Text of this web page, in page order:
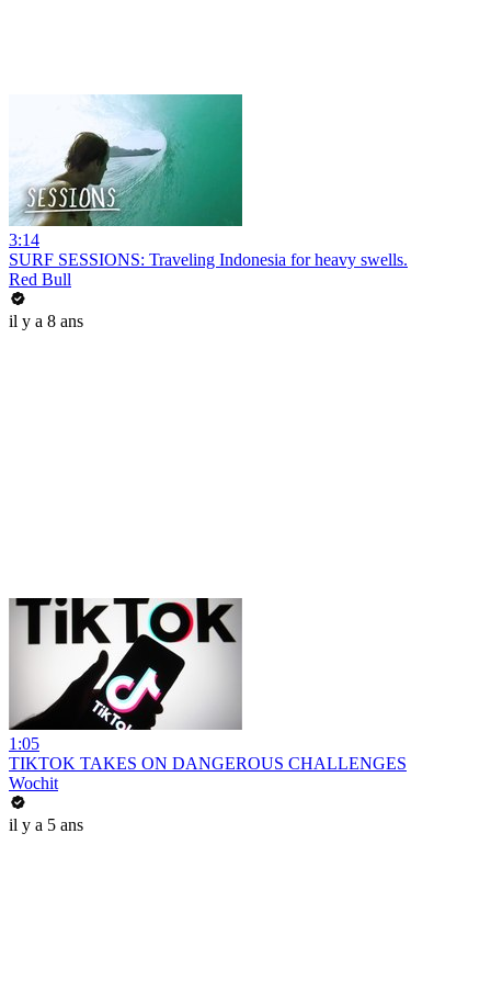
3:14
SURF SESSIONS: Traveling Indonesia for heavy swells.
Red Bull
il y a 8 ans
1:05
TIKTOK TAKES ON DANGEROUS CHALLENGES
Wochit
il y a 5 ans